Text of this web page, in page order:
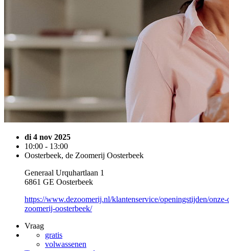
di 4 nov 2025
10:00 - 13:00
Oosterbeek, de Zoomerij Oosterbeek
Generaal Urquhartlaan 1
6861 GE Oosterbeek
https://www.dezoomerij.nl/klantenservice/openingstijden/
zoomerij-oosterbeek/
Vraag
gratis
volwassenen